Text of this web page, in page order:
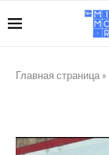
Главная страница »